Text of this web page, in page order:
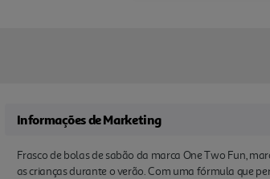
Informações de Marketing
Frasco de bolas de sabão da marca One Two Fun,
as crianças durante o verão. Com uma fórmula que